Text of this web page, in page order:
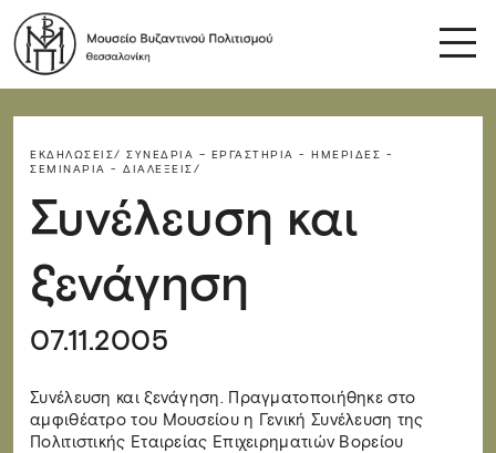
ΕΚΔΗΛΏΣΕΙΣ/ ΣΥΝΈΔΡΙΑ – ΕΡΓΑΣΤΉΡΙΑ - ΗΜΕΡΊΔΕΣ -
ΣΕΜΙΝΆΡΙΑ - ΔΙΑΛΈΞΕΙΣ/
Συνέλευση και
ξενάγηση
07.11.2005
Συνέλευση και ξενάγηση. Πραγματοποιήθηκε στο
αμφιθέατρο του Μουσείου η Γενική Συνέλευση της
Πολιτιστικής Εταιρείας Επιχειρηματιών Βορείου